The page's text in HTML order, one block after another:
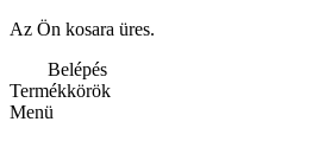
Az Ön kosara üres.
Belépés
Termékkörök
Menü